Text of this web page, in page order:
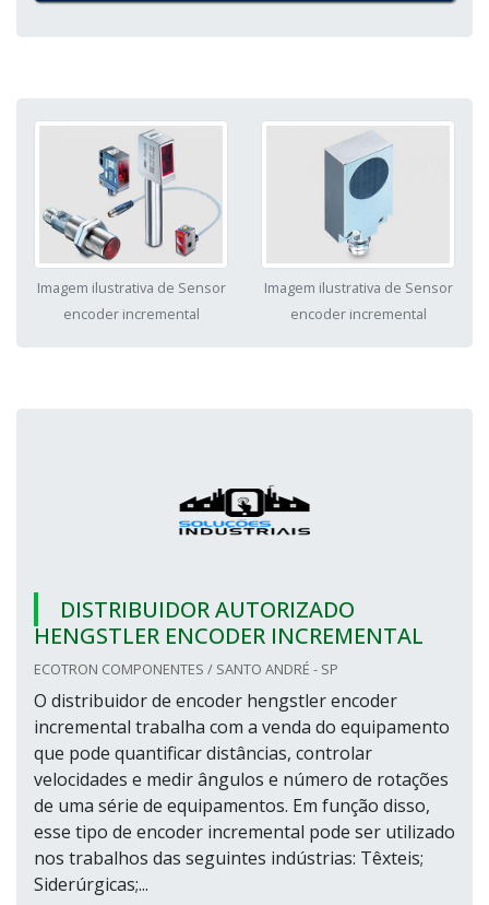
Imagem ilustrativa de Sensor
encoder incremental
Imagem ilustrativa de Sensor
encoder incremental
DISTRIBUIDOR AUTORIZADO
HENGSTLER ENCODER INCREMENTAL
ECOTRON COMPONENTES / SANTO ANDRÉ - SP
O distribuidor de encoder hengstler encoder
incremental trabalha com a venda do equipamento
que pode quantificar distâncias, controlar
velocidades e medir ângulos e número de rotações
de uma série de equipamentos. Em função disso,
esse tipo de encoder incremental pode ser utilizado
nos trabalhos das seguintes indústrias: Têxteis;
Siderúrgicas;...